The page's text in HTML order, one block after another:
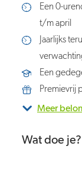
Een 0-
t/m april
Jaarlijks
Een
Premievrij
Meer
Wat doe je?